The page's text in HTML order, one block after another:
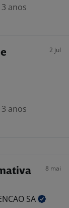
anos
2 jul
anos
8 mai
SA